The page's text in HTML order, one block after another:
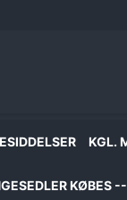
KGL.
KØBES